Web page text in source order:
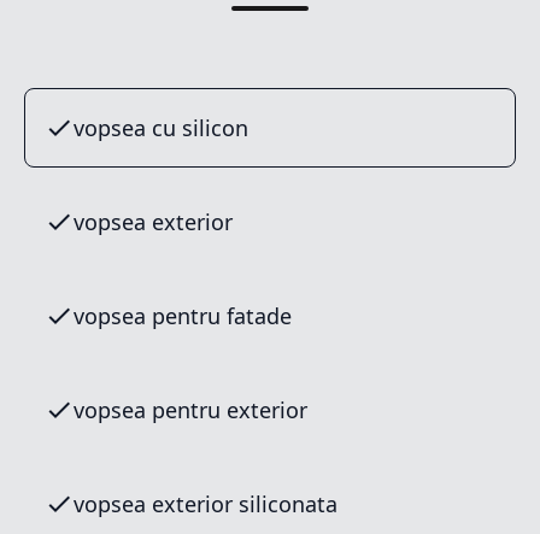
vopsea cu silicon
vopsea exterior
vopsea pentru fatade
vopsea pentru exterior
vopsea exterior siliconata